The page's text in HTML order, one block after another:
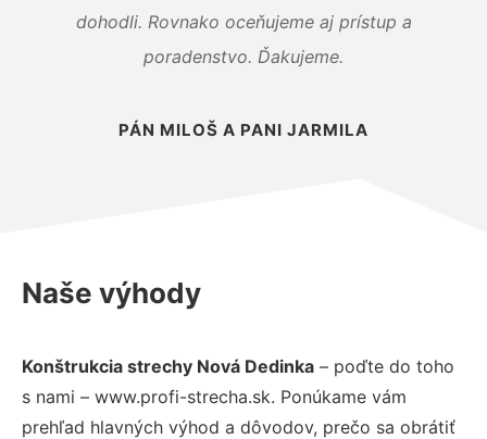
dohodli. Rovnako oceňujeme aj prístup a
poradenstvo. Ďakujeme.
PÁN MILOŠ A PANI JARMILA
Naše výhody
Konštrukcia strechy Nová Dedinka – poďte do toho
s nami – www.profi-strecha.sk. Ponúkame vám
prehľad hlavných výhod a dôvodov, prečo sa obrátiť